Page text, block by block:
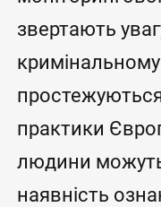
звертають
простежуються
практики
людини
наявність